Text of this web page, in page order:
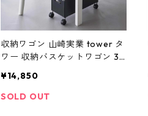
収納ワゴン 山崎実業 tower タ
ワー 収納バスケットワゴン 3
¥14,850
SOLD OUT